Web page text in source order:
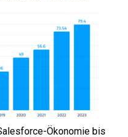
Ökonomie bis